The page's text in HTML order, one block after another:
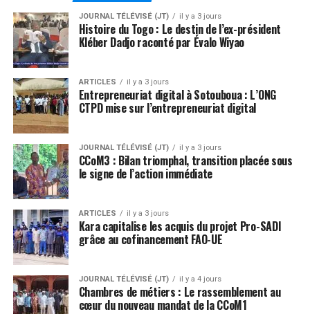
JOURNAL TÉLÉVISÉ (JT) il y a 3 jours
Histoire du Togo : Le destin de l’ex-président
Kléber Dadjo raconté par Évalo Wiyao
ARTICLES il y a 3 jours
Entrepreneuriat digital à Sotouboua : L’ONG
CTPD mise sur l’entrepreneuriat digital
JOURNAL TÉLÉVISÉ (JT) il y a 3 jours
CCoM3 : Bilan triomphal, transition placée sous
le signe de l’action immédiate
ARTICLES il y a 3 jours
Kara capitalise les acquis du projet Pro-SADI
grâce au cofinancement FAO-UE
JOURNAL TÉLÉVISÉ (JT) il y a 4 jours
Chambres de métiers : Le rassemblement au
cœur du nouveau mandat de la CCoM1